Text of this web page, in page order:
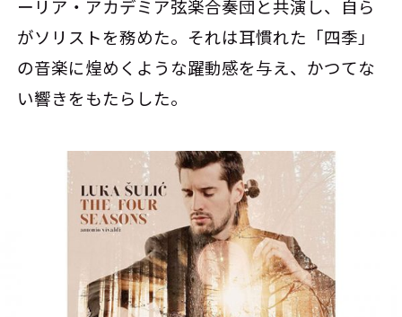
ーリア・アカデミア弦楽合奏団と共演し、自ら
がソリストを務めた。それは耳慣れた「四季」
の音楽に煌めくような躍動感を与え、かつてな
い響きをもたらした。